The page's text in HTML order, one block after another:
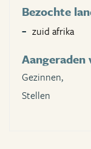
Bezochte
zuid afrika
Aangeraden
Gezinnen,
Stellen